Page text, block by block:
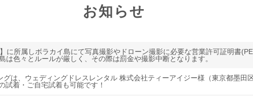
お知らせ
所属しボラカイ島にて写真撮影やドローン撮影に必要な営業許可証明書
色々とルールが厳しく、その際は罰金や撮影中断となります。
グは、ウェディングドレスレンタル 株式会社ティーアイジー様（東京都墨田
試着・ご自宅試着も可能です！